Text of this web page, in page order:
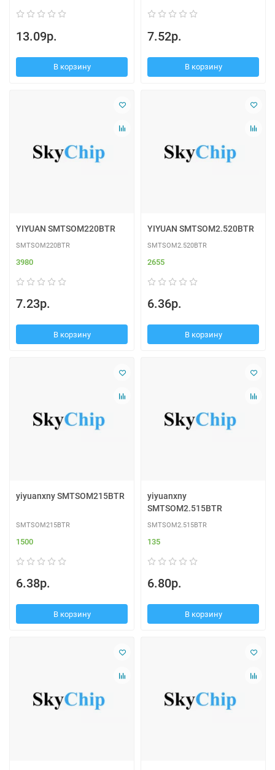
13.09р.
В корзину
7.52р.
В корзину
YIYUAN SMTSOM220BTR
SMTSOM220BTR
3980
7.23р.
В корзину
YIYUAN SMTSOM2.520BTR
SMTSOM2.520BTR
2655
6.36р.
В корзину
yiyuanxny SMTSOM215BTR
SMTSOM215BTR
1500
6.38р.
В корзину
yiyuanxny
SMTSOM2.515BTR
SMTSOM2.515BTR
135
6.80р.
В корзину